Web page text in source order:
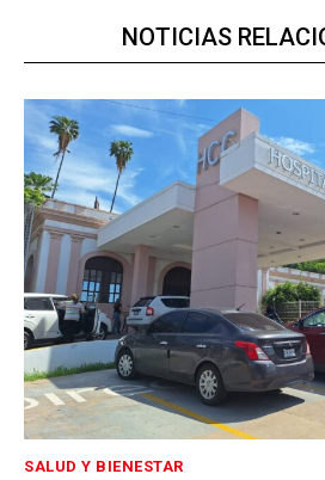
NOTICIAS
SALUD Y BIENESTAR